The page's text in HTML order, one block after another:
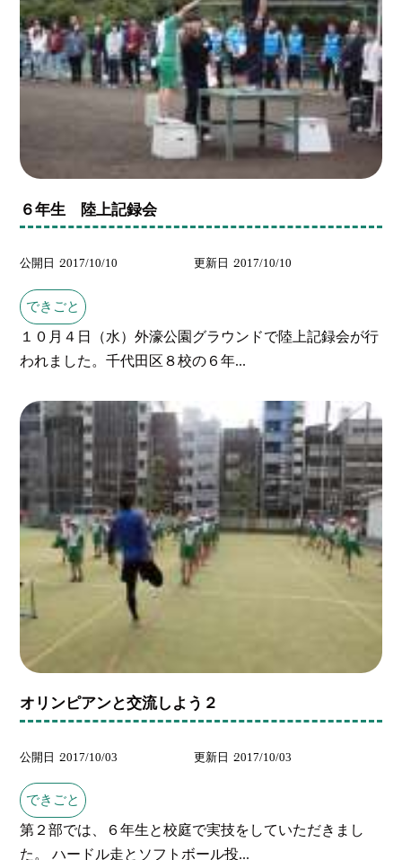
６年生 陸上記録会
公開日 2017/10/10 更新日 2017/10/10
できごと
１０月４日（水）外濠公園グラウンドで陸上記録会が行
われました。千代田区８校の６年...
オリンピアンと交流しよう２
公開日 2017/10/03 更新日 2017/10/03
できごと
第２部では、６年生と校庭で実技をしていただきまし
た。 ハードル走とソフトボール投...